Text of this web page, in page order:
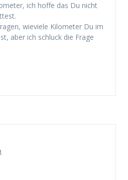
ich hoffe das Du nicht
wieviele Kilometer Du im
aber ich schluck die Frage